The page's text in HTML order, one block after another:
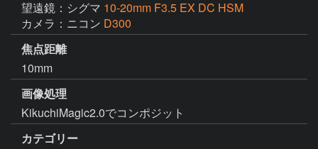
望遠鏡：シグマ 10-20mm F3.5 EX DC HSM
カメラ：ニコン D300
焦点距離
10mm
画像処理
KikuchiMagic2.0でコンポジット
カテゴリー